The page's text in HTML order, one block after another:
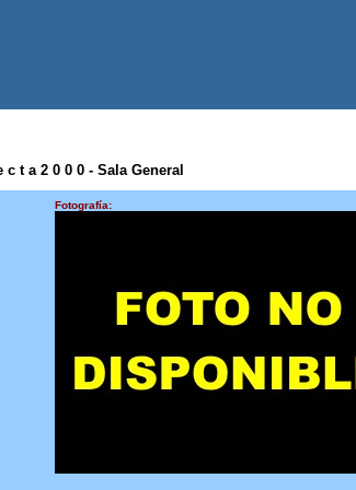
t a 2 0 0 0 - Sala General
Fotografía: